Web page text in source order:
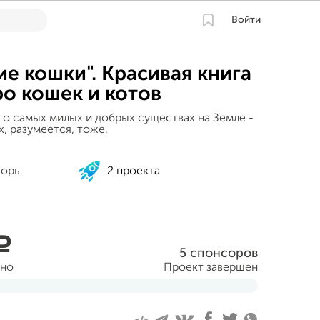
Войти
кошки". Красивая книга
кошек и котов
о самых милых и добрых существах на Земле -
разумеется, тоже.
2 проекта
5 спонсоров
Проект завершен